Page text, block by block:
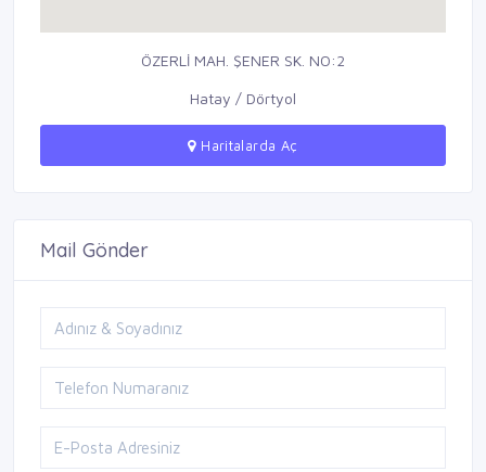
ÖZERLİ MAH. ŞENER SK. NO:2
Hatay / Dörtyol
Haritalarda Aç
Mail Gönder